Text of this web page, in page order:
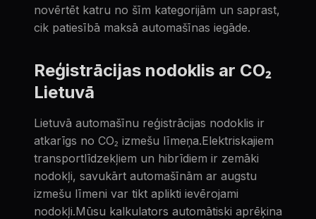
novērtēt katru no šīm kategorijām un saprast,
cik patiesībā maksā automašīnas iegāde.
Reģistrācijas nodoklis ar CO₂
Lietuvā
Lietuvā automašīnu reģistrācijas nodoklis ir
atkarīgs no CO₂ izmešu līmeņa.Elektriskajiem
transportlīdzekļiem un hibrīdiem ir zemāki
nodokļi, savukārt automašīnām ar augstu
izmešu līmeni var tikt aplikti ievērojami
nodokļi.Mūsu kalkulators automātiski aprēķina